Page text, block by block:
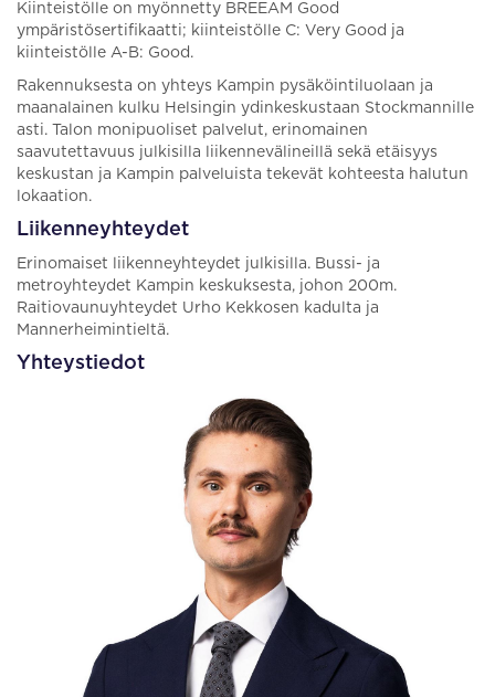
Kiinteistölle on myönnetty BREEAM Good
ympäristösertifikaatti; kiinteistölle C: Very Good ja
kiinteistölle A-B: Good.
Rakennuksesta on yhteys Kampin pysäköintiluolaan ja
maanalainen kulku Helsingin ydinkeskustaan Stockmannille
asti. Talon monipuoliset palvelut, erinomainen
saavutettavuus julkisilla liikennevälineillä sekä etäisyys
keskustan ja Kampin palveluista tekevät kohteesta halutun
lokaation.
Liikenneyhteydet
Erinomaiset liikenneyhteydet julkisilla. Bussi- ja
metroyhteydet Kampin keskuksesta, johon 200m.
Raitiovaunuyhteydet Urho Kekkosen kadulta ja
Mannerheimintieltä.
Yhteystiedot